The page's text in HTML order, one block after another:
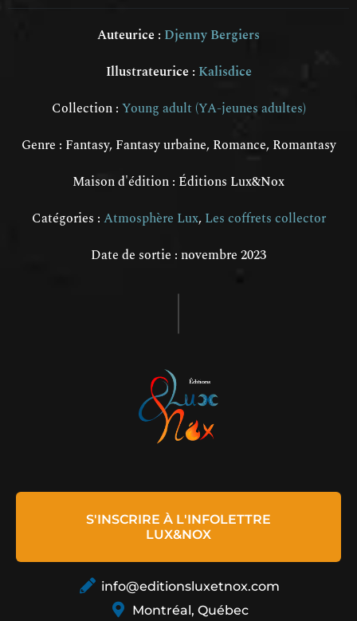
Auteurice : Djenny Bergiers
Illustrateurice : Kalisdice
Collection : Young adult (YA-jeunes adultes)
Genre : Fantasy, Fantasy urbaine, Romance, Romantasy
Maison d'édition : Éditions Lux&Nox
Catégories : Atmosphère Lux, Les coffrets collector
Date de sortie : novembre 2023
S'INSCRIRE À L'INFOLETTRE
LUX&NOX
info@editionsluxetnox.com
Montréal, Québec